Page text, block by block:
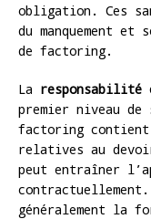
obligation. Ces
du manquement et
de factoring.
La responsabilité
premier niveau
factoring contient
relatives au
peut entraîner
généralement la